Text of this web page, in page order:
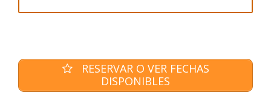
RESERVAR O VER FECHAS
DISPONIBLES